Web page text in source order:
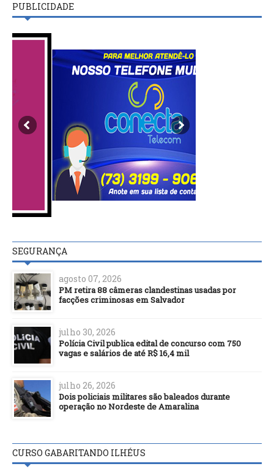
PUBLICIDADE
SEGURANÇA
agosto 07, 2026
PM retira 88 câmeras clandestinas usadas por
facções criminosas em Salvador
julho 30, 2026
Polícia Civil publica edital de concurso com 750
vagas e salários de até R$ 16,4 mil
julho 26, 2026
Dois policiais militares são baleados durante
operação no Nordeste de Amaralina
CURSO GABARITANDO ILHÉUS